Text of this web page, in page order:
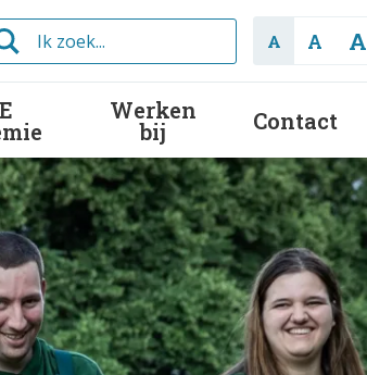
Ik
zoek...
A A A
Werken
bij Contact